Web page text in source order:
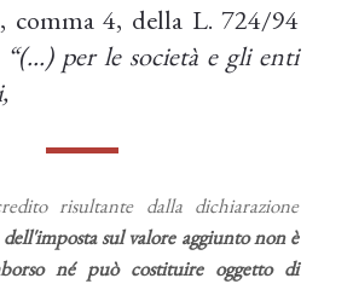
comma 4, della L. 724/94
“(…) per le società e gli enti
risultante dalla dichiarazione
dell'imposta sul valore aggiunto non è
né può costituire oggetto di